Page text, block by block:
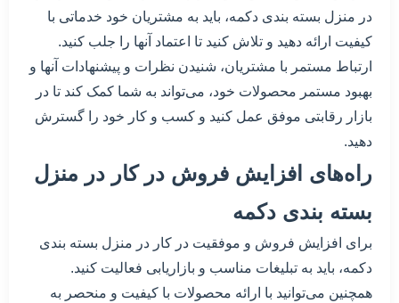
در منزل بسته بندی دکمه، باید به مشتریان خود خدماتی با
کیفیت ارائه دهید و تلاش کنید تا اعتماد آنها را جلب کنید.
ارتباط مستمر با مشتریان، شنیدن نظرات و پیشنهادات آنها و
بهبود مستمر محصولات خود، می‌تواند به شما کمک کند تا در
بازار رقابتی موفق عمل کنید و کسب و کار خود را گسترش
دهید.
راه‌های افزایش فروش در کار در منزل
بسته بندی دکمه
برای افزایش فروش و موفقیت در کار در منزل بسته بندی
دکمه، باید به تبلیغات مناسب و بازاریابی فعالیت کنید.
همچنین می‌توانید با ارائه محصولات با کیفیت و منحصر به